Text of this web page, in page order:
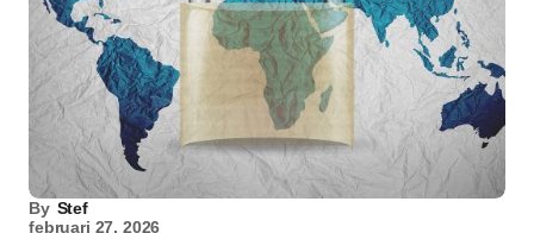
By Stef
februari 27, 2026